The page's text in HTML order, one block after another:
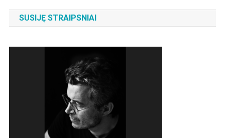
SUSIJĘ STRAIPSNIAI